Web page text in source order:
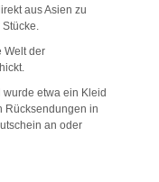
aus Asien zu
Welt der
etwa ein Kleid
Rücksendungen in
an oder